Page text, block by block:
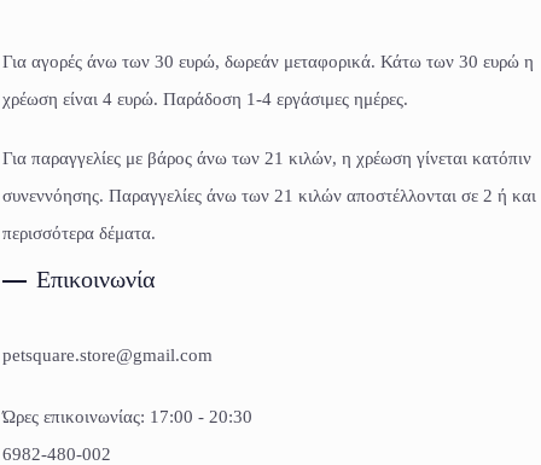
Για αγορές άνω των 30 ευρώ, δωρεάν μεταφορικά. Κάτω των 30 ευρώ η
χρέωση είναι 4 ευρώ. Παράδοση 1-4 εργάσιμες ημέρες.
Για παραγγελίες με βάρος άνω των 21 κιλών, η χρέωση γίνεται κατόπιν
συνεννόησης. Παραγγελίες άνω των 21 κιλών αποστέλλονται σε 2 ή και
περισσότερα δέματα.
Επικοινωνία
petsquare.store@gmail.com
Ώρες επικοινωνίας: 17:00 - 20:30
6982-480-002